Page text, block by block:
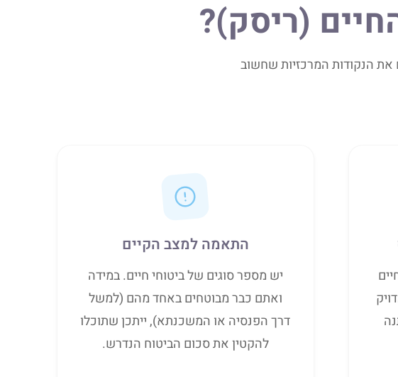
(ריסק)?
הנקודות המרכזיות שחשוב
התאמה למצב הקיים
יש מספר סוגים של ביטוחי חיים. במידה
ואתם כבר מבוטחים באחד מהם (למשל
דרך הפנסיה או המשכנתא), ייתכן שתוכלו
להקטין את סכום הביטוח הנדרש.